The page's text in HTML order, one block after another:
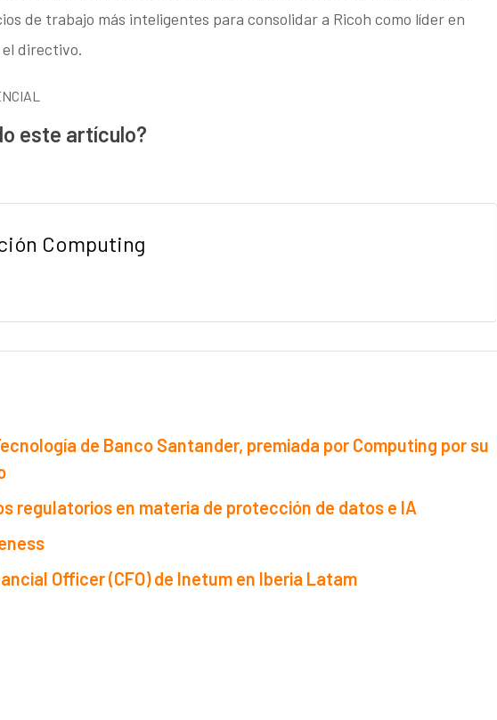
de trabajo más inteligentes para consolidar a Ricoh como líder en
directivo.
este artículo?
Computing
de Banco Santander, premiada por Computing por su
regulatorios en materia de protección de datos e IA
Officer (CFO) de Inetum en Iberia Latam